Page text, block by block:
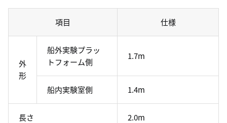
項目 仕様
外
形
船外実験プラッ
トフォーム側
1.7m
船内実験室側 1.4m
長さ 2.0m